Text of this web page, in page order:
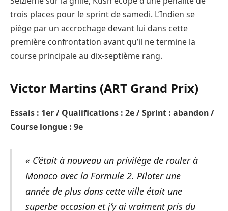
trois places pour le sprint de samedi. L’Indien se
piège par un accrochage devant lui dans cette
première confrontation avant qu’il ne termine la
course principale au dix-septième rang.
Victor Martins (ART Grand Prix)
Essais : 1er / Qualifications : 2e / Sprint : abandon /
Course longue : 9e
« C’était à nouveau un privilège de rouler à
Monaco avec la Formule 2. Piloter une
année de plus dans cette ville était une
superbe occasion et j’y ai vraiment pris du